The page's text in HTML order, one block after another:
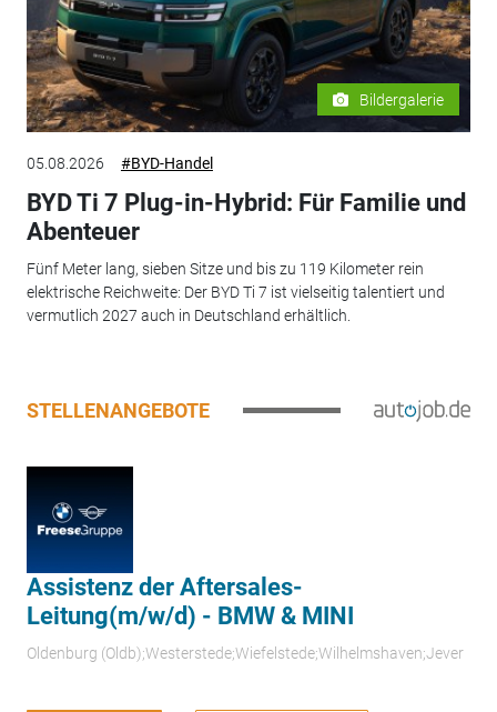
Bildergalerie
05.08.2026 #BYD-Handel
BYD Ti 7 Plug-in-Hybrid: Für Familie und
Abenteuer
Fünf Meter lang, sieben Sitze und bis zu 119 Kilometer rein
elektrische Reichweite: Der BYD Ti 7 ist vielseitig talentiert und
vermutlich 2027 auch in Deutschland erhältlich.
STELLENANGEBOTE
Assistenz der Aftersales-
Leitung(m/w/d) - BMW & MINI
Oldenburg (Oldb);Westerstede;Wiefelstede;Wilhelmshaven;Jever